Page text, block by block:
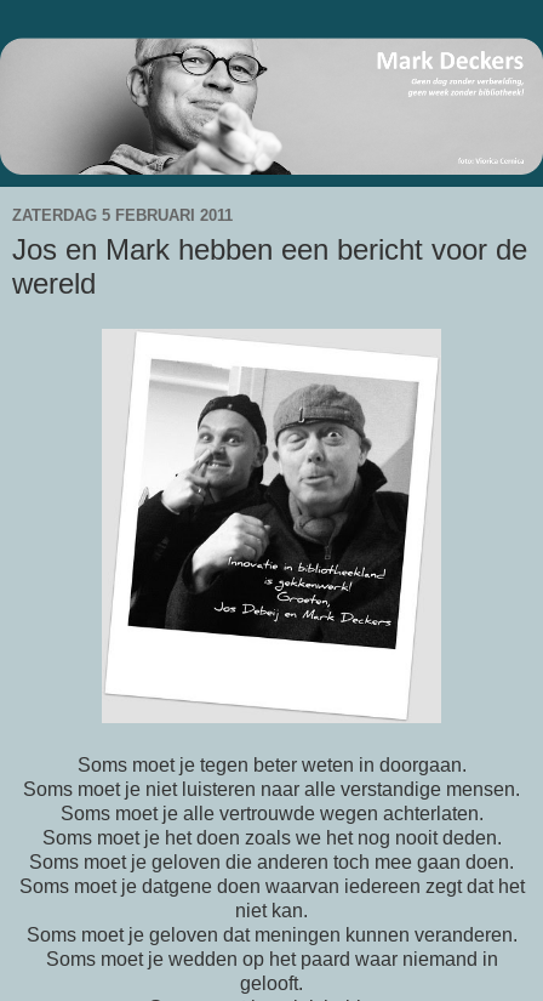
ZATERDAG 5 FEBRUARI 2011
Jos en Mark hebben een bericht voor de
wereld
Soms moet je tegen beter weten in doorgaan.
Soms moet je niet luisteren naar alle verstandige mensen.
Soms moet je alle vertrouwde wegen achterlaten.
Soms moet je het doen zoals we het nog nooit deden.
Soms moet je geloven die anderen toch mee gaan doen.
Soms moet je datgene doen waarvan iedereen zegt dat het
niet kan.
Soms moet je geloven dat meningen kunnen veranderen.
Soms moet je wedden op het paard waar niemand in
gelooft.